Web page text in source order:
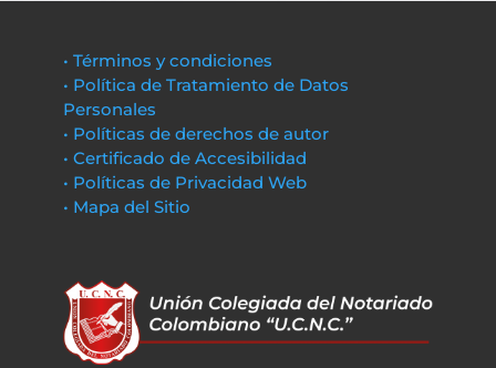
• Términos y condiciones
• Política de Tratamiento de Datos
Personales
• Políticas de derechos de autor
• Certificado de Accesibilidad
• Políticas de Privacidad Web
• Mapa del Sitio